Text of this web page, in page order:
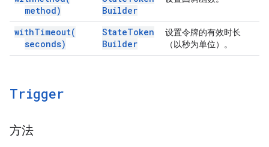
method)
Builder
withTimeout(
seconds)
StateToken
Builder
设置令牌的有效时长
（以秒为单位）。
Trigger
方法